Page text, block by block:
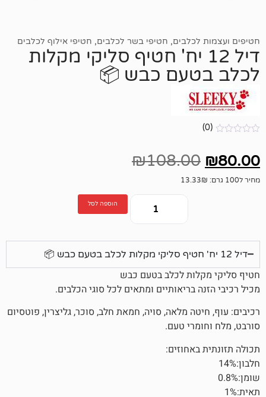
,חטיפי בשר לכלבים,חטיפי אילוף לכלבים
12 יח' חטיף סליקי מקלות
כבש 📦
₪108.00
הוספה לסל
לכלב בטעם כבש
בריאותיים ומתאים לכל סוגי הכלבים.
מלאה, סויה, חמאת חלב, סוכר, גליצרין, פוטסיום
טעם.